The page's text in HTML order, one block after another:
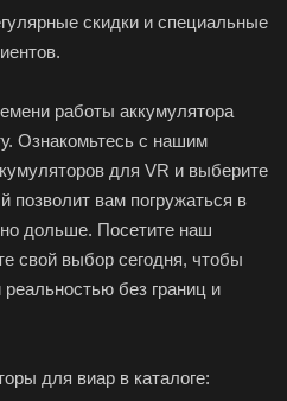
скидки и специальные
работы аккумулятора
Ознакомьтесь с нашим
для VR и выберите
позволит вам погружаться в
дольше. Посетите наш
свой выбор сегодня, чтобы
без границ и
для виар в каталоге: